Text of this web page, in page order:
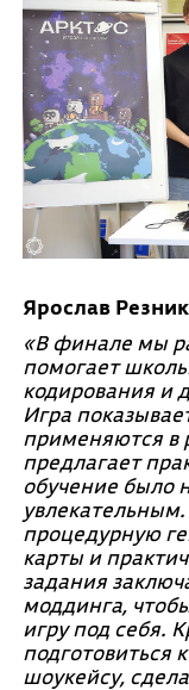
Ярослав
«В финале мы
помогает
кодирования и
Игра
применяются в
предлагает
обучение было
процедурную
карты и
задания
моддинга,
игру под себя.
подготовиться
шоукейсу,